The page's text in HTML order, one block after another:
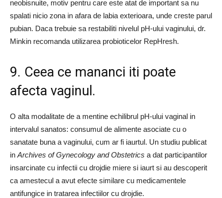
neobisnuite, motiv pentru care este atat de important sa nu
spalati nicio zona in afara de labia exterioara, unde creste parul
pubian. Daca trebuie sa restabiliti nivelul pH-ului vaginului, dr.
Minkin recomanda utilizarea probioticelor RepHresh.
9. Ceea ce mananci iti poate
afecta vaginul.
O alta modalitate de a mentine echilibrul pH-ului vaginal in
intervalul sanatos: consumul de alimente asociate cu o
sanatate buna a vaginului, cum ar fi iaurtul. Un studiu publicat
in Archives of Gynecology and Obstetrics a dat participantilor
insarcinate cu infectii cu drojdie miere si iaurt si au descoperit
ca amestecul a avut efecte similare cu medicamentele
antifungice in tratarea infectiilor cu drojdie.